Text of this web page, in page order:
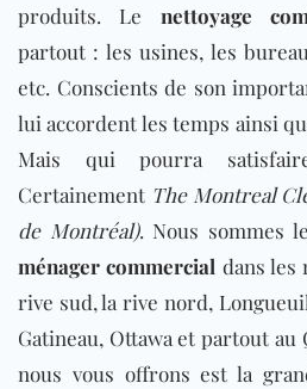
produits. Le nettoyage
partout : les usines, les
etc. Conscients de son
lui accordent les temps ainsi
Mais qui pourra
Certainement The Montreal
de Montréal). Nous sommes le
ménager commercial dans les
rive sud, la rive nord,
Gatineau, Ottawa et partout au
nous vous offrons est la